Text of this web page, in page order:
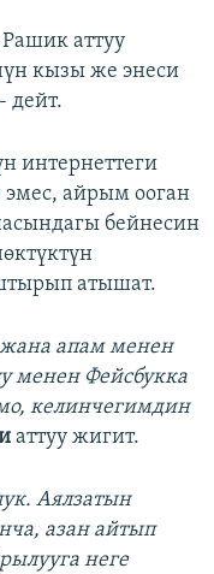
аттуу
кызы же энеси
дейт.
интернеттеги
эмес, айрым ооган
бейнесин
атышат.
апам менен
Фейсбукка
келинчегимдин
аттуу жигит.
Аялзатын
азан айтып
неге